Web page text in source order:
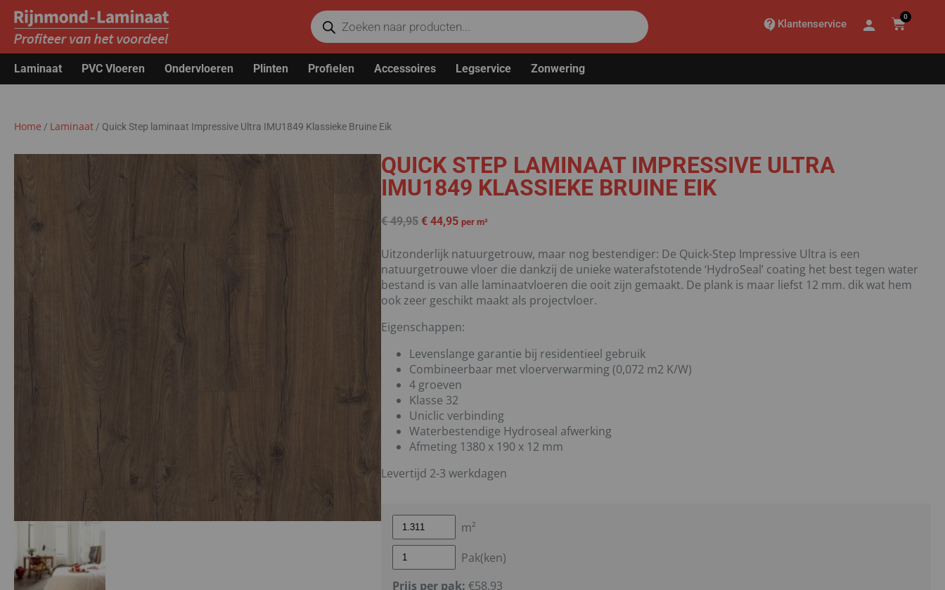
Klantenservice
0
Laminaat PVC Vloeren Ondervloeren Plinten Profielen Accessoires Legservice Zonwering
Home / Laminaat / Quick Step laminaat Impressive Ultra IMU1849 Klassieke Bruine Eik
QUICK STEP LAMINAAT IMPRESSIVE ULTRA
IMU1849 KLASSIEKE BRUINE EIK
€49,95 €44,95 per m²
Uitzonderlijk natuurgetrouw, maar nog bestendiger: De Quick-Step Impressive Ultra is een
natuurgetrouwe vloer die dankzij de unieke waterafstotende ‘HydroSeal’ coating het best tegen water
bestand is van alle laminaatvloeren die ooit zijn gemaakt. De plank is maar liefst 12 mm. dik wat hem
ook zeer geschikt maakt als projectvloer.
Eigenschappen:
Levenslange garantie bij residentieel gebruik
Combineerbaar met vloerverwarming (0,072 m2 K/W)
4 groeven
Klasse 32
Uniclic verbinding
Waterbestendige Hydroseal afwerking
Afmeting 1380 x 190 x 12 mm
Levertijd 2-3 werkdagen
m²
Pak(ken)
Prijs per pak: €58,93